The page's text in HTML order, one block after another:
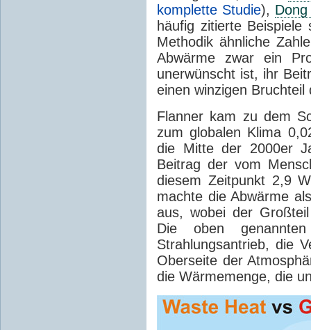
komplette Studie),
häufig zitierte Beispiele
Methodik ähnliche
Abwärme zwar ein
unerwünscht ist, ihr
einen winzigen
Flanner kam zu dem
zum globalen Klima
die Mitte der 2000er
Beitrag der vom
diesem Zeitpunkt 2,9
machte die Abwärme
aus, wobei der
Die oben
Strahlungsantrieb, die
Oberseite der
die Wärmemenge, die